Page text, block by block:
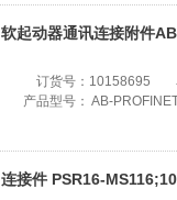
软起动器通讯连接附件
订货号： 10158695
产品型号： AB-
连接件 PSR16-